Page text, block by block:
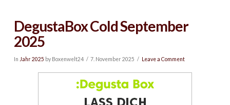
DegustaBox Cold September
2025
In Jahr 2025 by Boxenwelt24 7. November 2025 Leave a Comment